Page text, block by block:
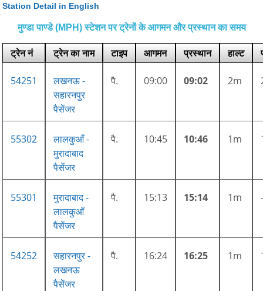
Station Detail in English
मुण्डा पाण्डे (MPH) स्टेशन पर ट्रेनों के आगमन और प्रस्थान का समय
ट्रेन नं ट्रेन का नाम टाइप आगमन प्रस्थान हाल्ट
54251
लखनऊ -
सहारनपुर
पैसेंजर
पै. 09:00 09:02 2m
55302
लालकुआँ -
मुरादाबाद
पैसेंजर
पै. 10:45 10:46 1m
55301
मुरादाबाद -
लालकुआँ
पैसेंजर
पै. 15:13 15:14 1m
54252
सहारनपुर -
लखनऊ
पैसेंजर
पै. 16:24 16:25 1m